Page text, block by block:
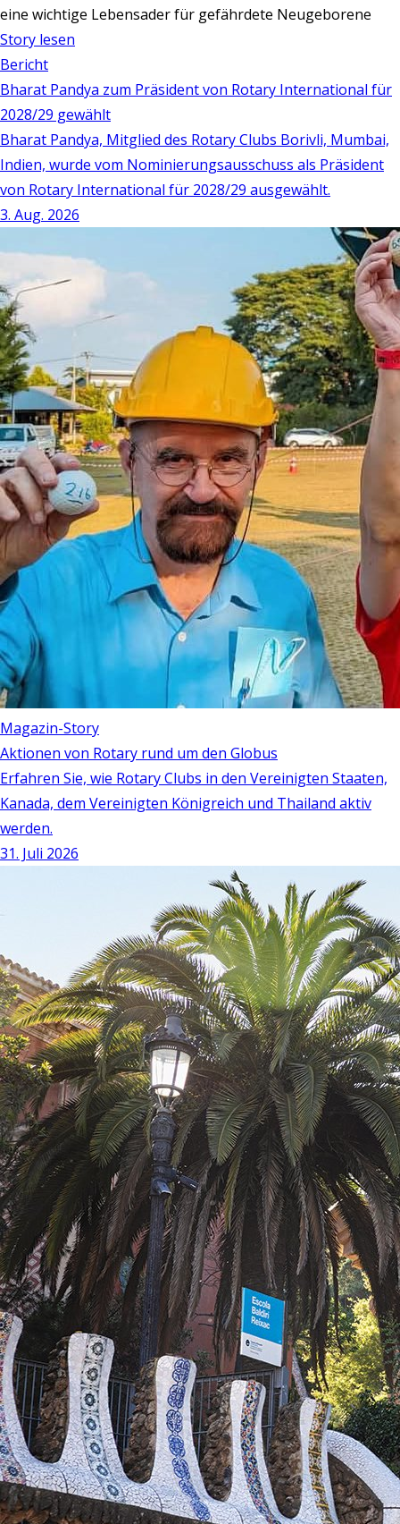
eine wichtige Lebensader für gefährdete Neugeborene
Story lesen
Bericht
Bharat Pandya zum Präsident von Rotary International für
2028/29 gewählt
Bharat Pandya, Mitglied des Rotary Clubs Borivli, Mumbai,
Indien, wurde vom Nominierungsausschuss als Präsident
von Rotary International für 2028/29 ausgewählt.
3. Aug. 2026
Magazin-Story
Aktionen von Rotary rund um den Globus
Erfahren Sie, wie Rotary Clubs in den Vereinigten Staaten,
Kanada, dem Vereinigten Königreich und Thailand aktiv
werden.
31. Juli 2026